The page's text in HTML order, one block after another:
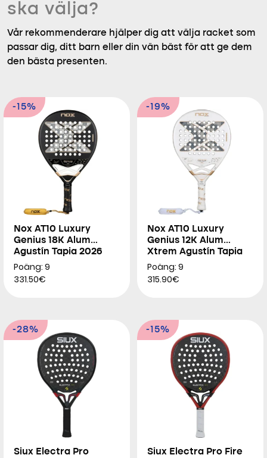
ska välja?
Vår rekommenderare hjälper dig att välja racket som
passar dig, ditt barn eller din vän bäst för att ge dem
den bästa presenten.
-15%
Nox AT10 Luxury
Genius 18K Alum
Agustín Tapia 2026
Poäng: 9
331.50€
-19%
Nox AT10 Luxury
Genius 12K Alum
Xtrem Agustín Tapia
2026
Poäng: 9
315.90€
-28%
Siux Electra Pro
-15%
Siux Electra Pro Fire